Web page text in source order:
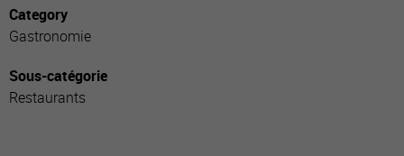
Category
Gastronomie
Sous-catégorie
Restaurants